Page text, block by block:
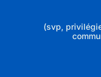
(svp,